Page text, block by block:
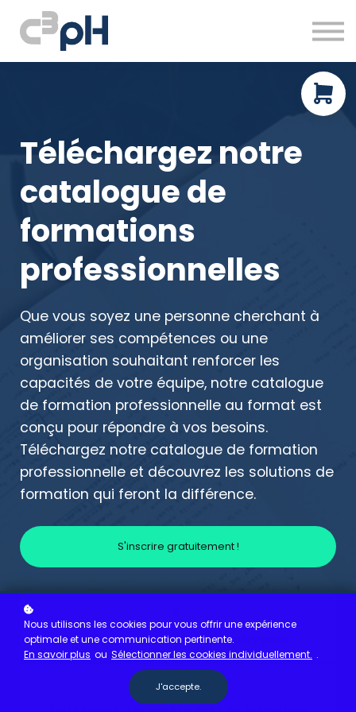
Ressources gratuites
Prendre rendez-vous
Téléchargez notre
catalogue de
formations
professionnelles
Que vous soyez une personne cherchant à
améliorer ses compétences ou une
organisation souhaitant renforcer les
capacités de votre équipe, notre catalogue
de formation professionnelle au format est
conçu pour répondre à vos besoins.
Téléchargez notre catalogue de formation
professionnelle et découvrez les solutions de
formation qui feront la différence.
S'inscrire gratuitement !
Améliorez votre culture d'entreprise
Nous utilisons les cookies pour vous offrir une expérience
optimale et une communication pertinente.
En savoir plus ou Sélectionner les cookies individuellement. .
J'accepte.